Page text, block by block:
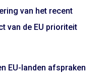
van het recent
van de EU prioriteit
EU-landen afspraken